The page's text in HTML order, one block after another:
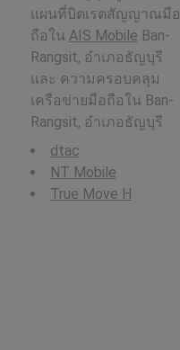
แผนที่บิตเรตสัญญาณมือ
ถือใน AIS Mobile Ban-
Rangsit, อำเภอธัญบุรี
และ ความครอบคลุม
เครือข่ายมือถือใน Ban-
Rangsit, อำเภอธัญบุรี
dtac
NT Mobile
True Move H